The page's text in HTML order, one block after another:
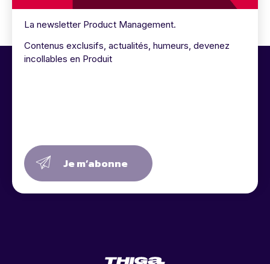
La newsletter Product Management.
Contenus exclusifs, actualités, humeurs, devenez
incollables en Produit
Je m’abonne